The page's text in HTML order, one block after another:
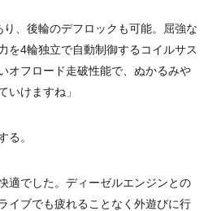
り、後輪のデフロックも可能。屈強な
を4輪独立で自動制御するコイルサス
オフロード走破性能で、ぬかるみや
いけますね」
る。
適でした。ディーゼルエンジンとの
イブでも疲れることなく外遊びに行